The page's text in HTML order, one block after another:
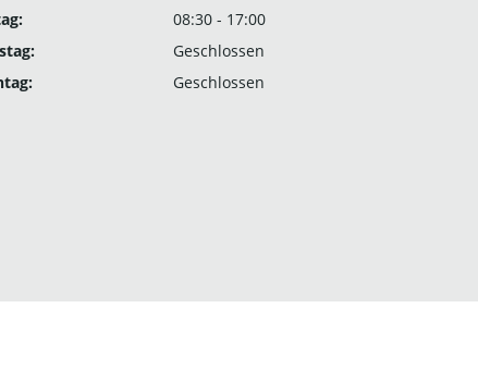
08:30 - 17:00
Geschlossen
Geschlossen